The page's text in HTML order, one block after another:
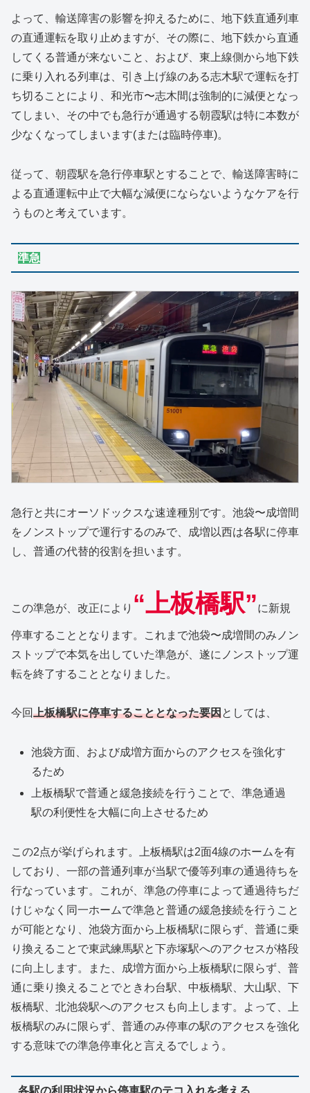
よって、輸送障害の影響を抑えるために、地下鉄直通列車
の直通運転を取り止めますが、その際に、地下鉄から直通
してくる普通が来ないこと、および、東上線側から地下鉄
に乗り入れる列車は、引き上げ線のある志木駅で運転を打
ち切ることにより、和光市〜志木間は強制的に減便となっ
てしまい、その中でも急行が通過する朝霞駅は特に本数が
少なくなってしまいます(または臨時停車)。
従って、朝霞駅を急行停車駅とすることで、輸送障害時に
よる直通運転中止で大幅な減便にならないようなケアを行
うものと考えています。
準急
急行と共にオーソドックスな速達種別です。池袋〜成増間
をノンストップで運行するのみで、成増以西は各駅に停車
し、普通の代替的役割を担います。
この準急が、改正により “上板橋駅”に新規
停車することとなります。これまで池袋〜成増間のみノン
ストップで本気を出していた準急が、遂にノンストップ運
転を終了することとなりました。
今回上板橋駅に停車することとなった要因としては、
池袋方面、および成増方面からのアクセスを強化す
るため
上板橋駅で普通と緩急接続を行うことで、準急通過
駅の利便性を大幅に向上させるため
この2点が挙げられます。上板橋駅は2面4線のホームを有
しており、一部の普通列車が当駅で優等列車の通過待ちを
行なっています。これが、準急の停車によって通過待ちだ
けじゃなく同一ホームで準急と普通の緩急接続を行うこと
が可能となり、池袋方面から上板橋駅に限らず、普通に乗
り換えることで東武練馬駅と下赤塚駅へのアクセスが格段
に向上します。また、成増方面から上板橋駅に限らず、普
通に乗り換えることでときわ台駅、中板橋駅、大山駅、下
板橋駅、北池袋駅へのアクセスも向上します。よって、上
板橋駅のみに限らず、普通のみ停車の駅のアクセスを強化
する意味での準急停車化と言えるでしょう。
各駅の利用状況から停車駅のテコ入れを考える